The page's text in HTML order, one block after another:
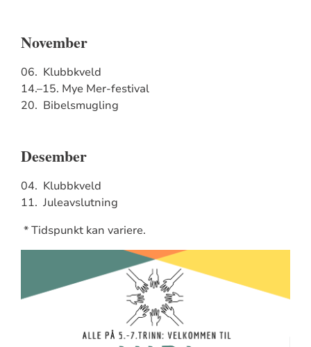
November
06. Klubbkveld
14.–15. Mye Mer-festival
20. Bibelsmugling
Desember
04. Klubbkveld
11. Juleavslutning
* Tidspunkt kan variere.